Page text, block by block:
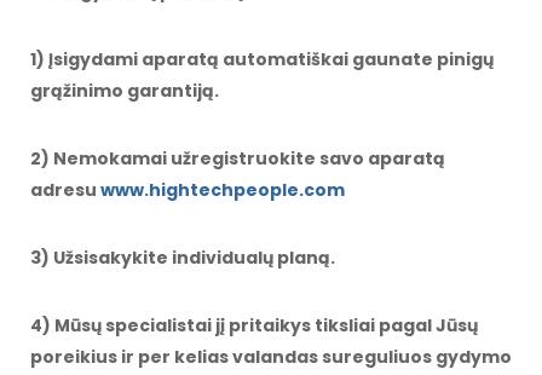
1) Įsigydami aparatą automatiškai gaunate pinigų
grąžinimo garantiją.
2) Nemokamai užregistruokite savo aparatą
adresu www.hightechpeople.com
3) Užsisakykite individualų planą.
4) Mūsų specialistai jį pritaikys tiksliai pagal Jūsų
poreikius ir per kelias valandas sureguliuos gydymo